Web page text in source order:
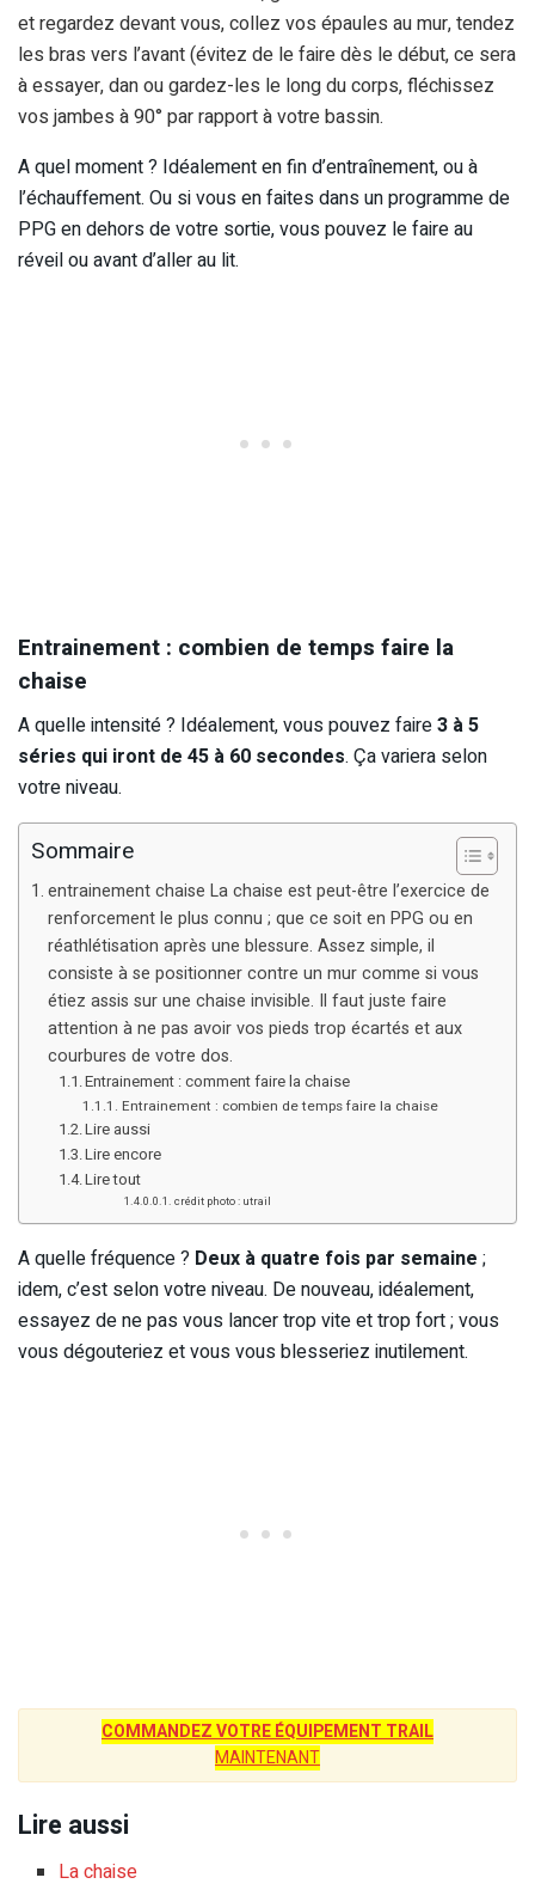
et regardez devant vous, collez vos épaules au mur, tendez
les bras vers l’avant (évitez de le faire dès le début, ce sera
à essayer, dan ou gardez-les le long du corps, fléchissez
vos jambes à 90° par rapport à votre bassin.
A quel moment ? Idéalement en fin d’entraînement, ou à
l’échauffement. Ou si vous en faites dans un programme de
PPG en dehors de votre sortie, vous pouvez le faire au
réveil ou avant d’aller au lit.
Entrainement : combien de temps faire la
chaise
A quelle intensité ? Idéalement, vous pouvez faire3 à 5
séries qui iront de 45 à 60 secondes. Ça variera selon
votre niveau.
Sommaire
entrainement chaise La chaise est peut-être l’exercice de
renforcement le plus connu ; que ce soit en PPG ou en
réathlétisation après une blessure. Assez simple, il
consiste à se positionner contre un mur comme si vous
étiez assis sur une chaise invisible. Il faut juste faire
attention à ne pas avoir vos pieds trop écartés et aux
courbures de votre dos.
Entrainement : comment faire la chaise
Entrainement : combien de temps faire la chaise
Lire aussi
Lire encore
Lire tout
crédit photo : utrail
A quelle fréquence ? Deux à quatre fois par semaine ;
idem, c’est selon votre niveau. De nouveau, idéalement,
essayez de ne pas vous lancer trop vite et trop fort ; vous
vous dégouteriez et vous vous blesseriez inutilement.
COMMANDEZ VOTRE ÉQUIPEMENT TRAIL
MAINTENANT
Lire aussi
La chaise